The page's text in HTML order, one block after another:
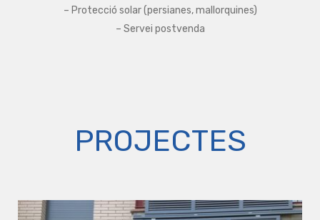
– Protecció solar (persianes, mallorquines)
– Servei postvenda
PROJECTES